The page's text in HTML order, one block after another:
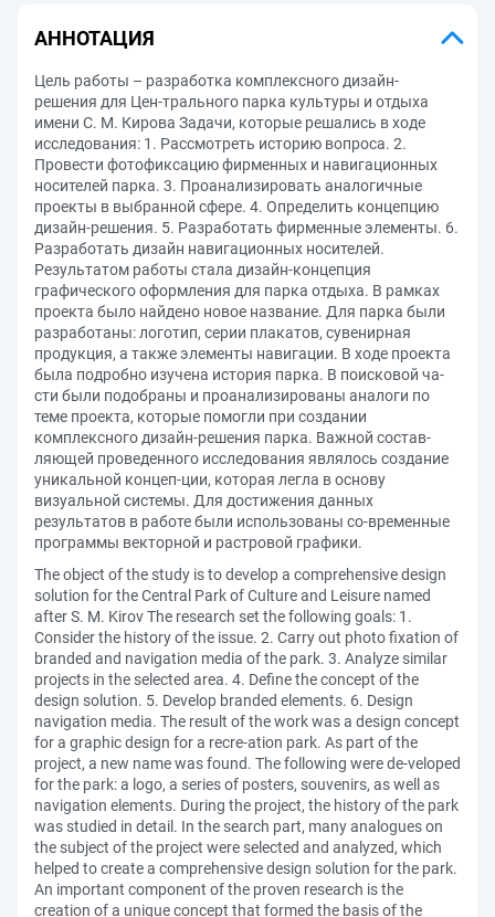
АННОТАЦИЯ
Цель работы – разработка комплексного дизайн-
решения для Цен-трального парка культуры и отдыха
имени С. М. Кирова Задачи, которые решались в ходе
исследования: 1. Рассмотреть историю вопроса. 2.
Провести фотофиксацию фирменных и навигационных
носителей парка. 3. Проанализировать аналогичные
проекты в выбранной сфере. 4. Определить концепцию
дизайн-решения. 5. Разработать фирменные элементы. 6.
Разработать дизайн навигационных носителей.
Результатом работы стала дизайн-концепция
графического оформления для парка отдыха. В рамках
проекта было найдено новое название. Для парка были
разработаны: логотип, серии плакатов, сувенирная
продукция, а также элементы навигации. В ходе проекта
была подробно изучена история парка. В поисковой ча-
сти были подобраны и проанализированы аналоги по
теме проекта, которые помогли при создании
комплексного дизайн-решения парка. Важной состав-
ляющей проведенного исследования являлось создание
уникальной концеп-ции, которая легла в основу
визуальной системы. Для достижения данных
результатов в работе были использованы со-временные
программы векторной и растровой графики.
The object of the study is to develop a comprehensive design
solution for the Central Park of Culture and Leisure named
after S. M. Kirov The research set the following goals: 1.
Consider the history of the issue. 2. Carry out photo fixation of
branded and navigation media of the park. 3. Analyze similar
projects in the selected area. 4. Define the concept of the
design solution. 5. Develop branded elements. 6. Design
navigation media. The result of the work was a design concept
for a graphic design for a recre-ation park. As part of the
project, a new name was found. The following were de-veloped
for the park: a logo, a series of posters, souvenirs, as well as
navigation elements. During the project, the history of the park
was studied in detail. In the search part, many analogues on
the subject of the project were selected and analyzed, which
helped to create a comprehensive design solution for the park.
An important component of the proven research is the
creation of a unique concept that formed the basis of the